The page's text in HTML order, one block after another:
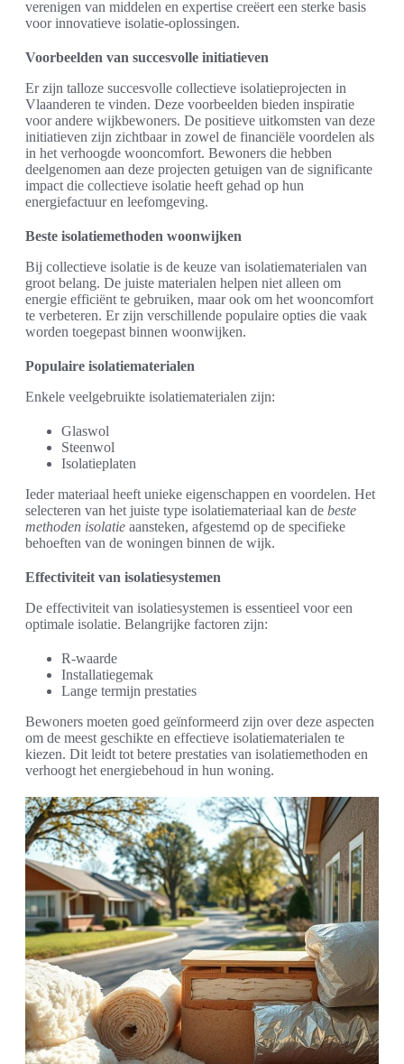
verenigen van middelen en expertise creëert een sterke basis
voor innovatieve isolatie-oplossingen.
Voorbeelden van succesvolle initiatieven
Er zijn talloze succesvolle collectieve isolatieprojecten in
Vlaanderen te vinden. Deze voorbeelden bieden inspiratie
voor andere wijkbewoners. De positieve uitkomsten van deze
initiatieven zijn zichtbaar in zowel de financiële voordelen als
in het verhoogde wooncomfort. Bewoners die hebben
deelgenomen aan deze projecten getuigen van de significante
impact die collectieve isolatie heeft gehad op hun
energiefactuur en leefomgeving.
Beste isolatiemethoden woonwijken
Bij collectieve isolatie is de keuze van isolatiematerialen van
groot belang. De juiste materialen helpen niet alleen om
energie efficiënt te gebruiken, maar ook om het wooncomfort
te verbeteren. Er zijn verschillende populaire opties die vaak
worden toegepast binnen woonwijken.
Populaire isolatiematerialen
Enkele veelgebruikte isolatiematerialen zijn:
Glaswol
Steenwol
Isolatieplaten
Ieder materiaal heeft unieke eigenschappen en voordelen. Het
selecteren van het juiste type isolatiemateriaal kan de beste
methoden isolatie aansteken, afgestemd op de specifieke
behoeften van de woningen binnen de wijk.
Effectiviteit van isolatiesystemen
De effectiviteit van isolatiesystemen is essentieel voor een
optimale isolatie. Belangrijke factoren zijn:
R-waarde
Installatiegemak
Lange termijn prestaties
Bewoners moeten goed geïnformeerd zijn over deze aspecten
om de meest geschikte en effectieve isolatiematerialen te
kiezen. Dit leidt tot betere prestaties van isolatiemethoden en
verhoogt het energiebehoud in hun woning.